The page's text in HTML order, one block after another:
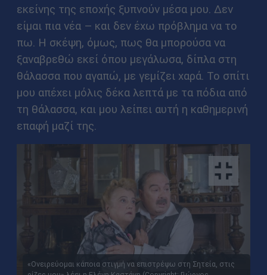
εκείνης της εποχής ξυπνούν μέσα μου. Δεν
είμαι πια νέα – και δεν έχω πρόβλημα να το
πω. Η σκέψη, όμως, πως θα μπορούσα να
ξαναβρεθώ εκεί όπου μεγάλωσα, δίπλα στη
θάλασσα που αγαπώ, με γεμίζει χαρά. Το σπίτι
μου απέχει μόλις δέκα λεπτά με τα πόδια από
τη θάλασσα, και μου λείπει αυτή η καθημερινή
επαφή μαζί της.
«Ονειρεύομαι κάποια στιγμή να επιστρέψω στη Σητεία, στις